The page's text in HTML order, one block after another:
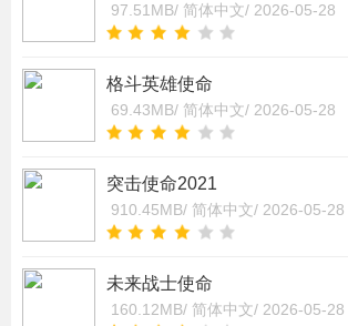
97.51MB/ 简体中文/ 2026-05-28
格斗英雄使命
69.43MB/ 简体中文/ 2026-05-28
突击使命2021
910.45MB/ 简体中文/ 2026-05-28
未来战士使命
160.12MB/ 简体中文/ 2026-05-28